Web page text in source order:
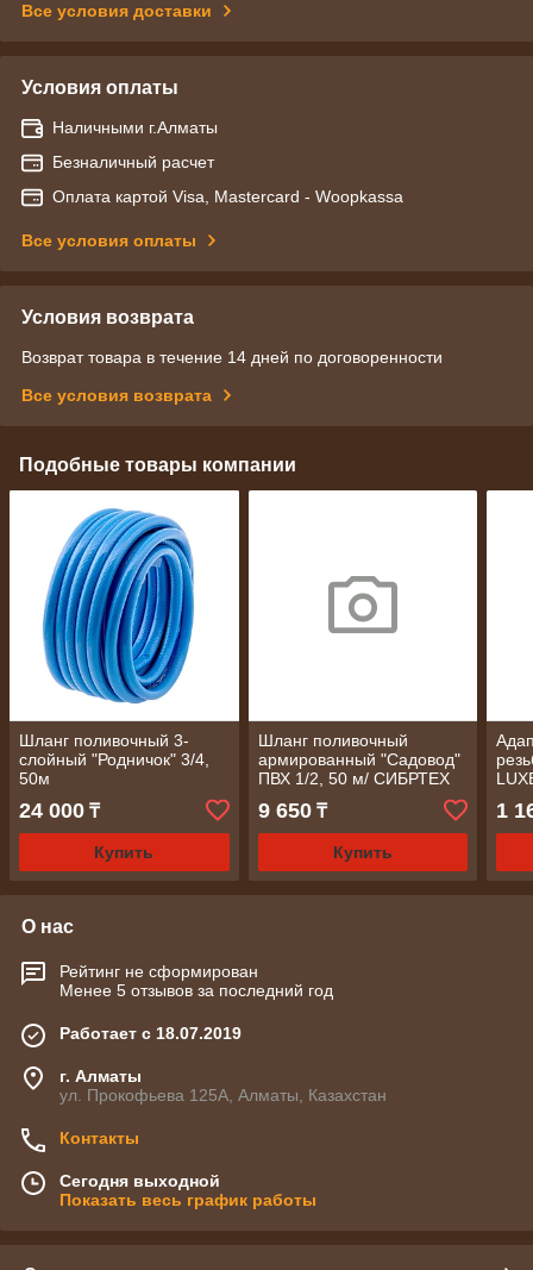
Все условия доставки
Условия оплаты
Наличными г.Алматы
Безналичный расчет
Оплата картой Visa, Mastercard - Woopkassa
Все условия оплаты
Условия возврата
Возврат товара в течение 14 дней по договоренности
Все условия возврата
Подобные товары компании
Шланг поливочный 3-
слойный "Родничок" 3/4,
50м
24 000 ₸
Купить
Шланг поливочный
армированный "Садовод"
ПВХ 1/2, 50 м/ СИБРТЕХ
9 650₸
Купить
1
О нас
Рейтинг не сформирован
Менее 5 отзывов за последний год
Работает с 18.07.2019
г. Алматы
ул. Прокофьева 125А, Алматы, Казахстан
Контакты
Сегодня выходной
Показать весь график работы